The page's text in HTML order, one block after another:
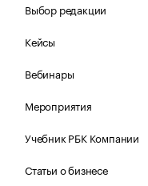
Выбор редакции
Кейсы
Вебинары
Мероприятия
Учебник РБК Компании
Статьи о бизнесе